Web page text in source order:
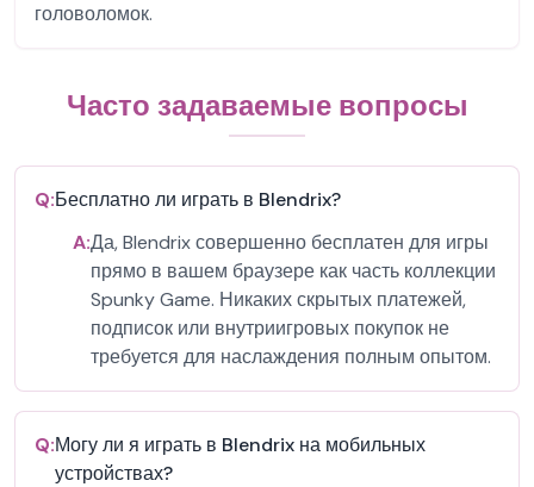
головоломок.
Часто задаваемые вопросы
Q:Бесплатно ли играть в Blendrix?
A:Да, Blendrix совершенно бесплатен для игры
прямо в вашем браузере как часть коллекции
Spunky Game. Никаких скрытых платежей,
подписок или внутриигровых покупок не
требуется для наслаждения полным опытом.
Q:Могу ли я играть в Blendrix на мобильных
устройствах?